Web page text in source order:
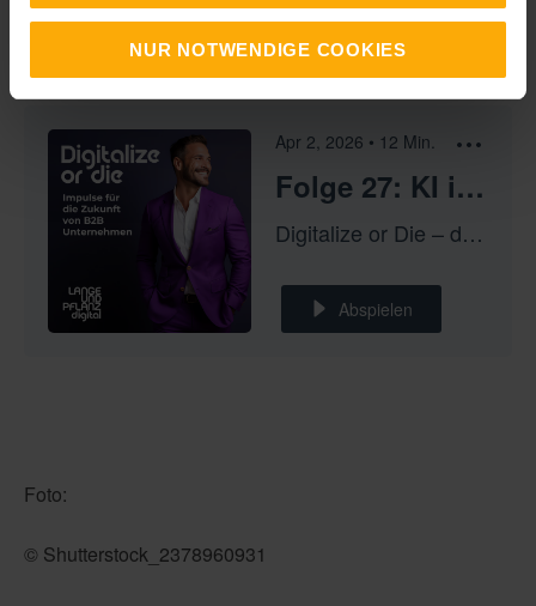
NUR NOTWENDIGE COOKIES
KI im Marketing: Vom Hype zur echten Wertschöpfung.
Apr 2, 2026 • 12 Min.
Folge 27: KI im Marketing: Vom Hype zur echten Wertschöpfung
Digitalize or Die – der Podcast für Marketing, Vertrieb und Kundenservice
Abspielen
Foto:
© Shutterstock_2378960931